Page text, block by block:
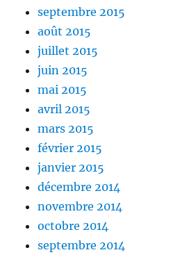
septembre 2015
août 2015
juillet 2015
juin 2015
mai 2015
avril 2015
mars 2015
février 2015
janvier 2015
décembre 2014
novembre 2014
octobre 2014
septembre 2014